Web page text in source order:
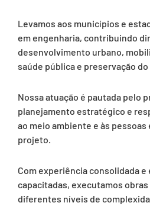
Levamos aos municípios e
em engenharia, contribuindo
desenvolvimento urbano,
saúde pública e preservação
Nossa atuação é pautada pelo
planejamento estratégico e
ao meio ambiente e às pessoas
projeto.
Com experiência consolidada
capacitadas, executamos
diferentes níveis de